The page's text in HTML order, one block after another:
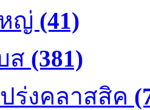
ญ่ (41)
ส (381)
ร่งคลาสสิค